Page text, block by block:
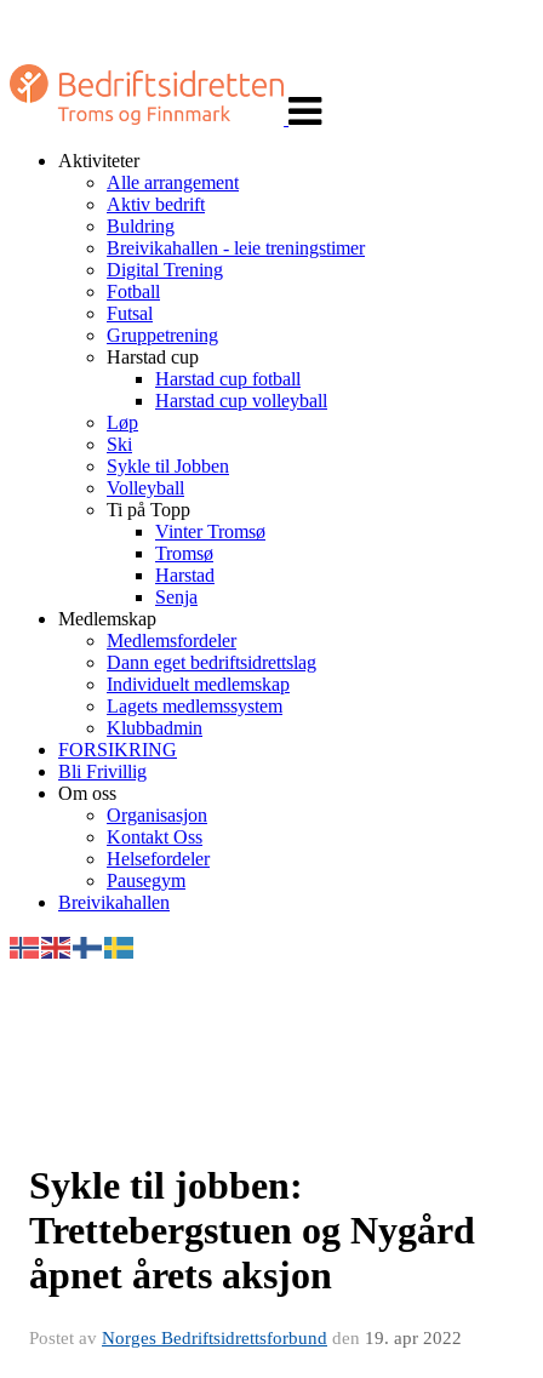
navigasjon
Aktiviteter
Alle arrangement
Aktiv bedrift
Buldring
Breivikahallen - leie treningstimer
Digital Trening
Fotball
Futsal
Gruppetrening
Harstad cup
Harstad cup fotball
Harstad cup volleyball
Løp
Ski
Sykle til Jobben
Volleyball
Ti på Topp
Vinter Tromsø
Tromsø
Harstad
Senja
Medlemskap
Medlemsfordeler
Dann eget bedriftsidrettslag
Individuelt medlemskap
Lagets medlemssystem
Klubbadmin
FORSIKRING
Bli Frivillig
Om oss
Organisasjon
Kontakt Oss
Helsefordeler
Pausegym
Breivikahallen
Sykle til jobben:
Trettebergstuen og Nygård
åpnet årets aksjon
Postet av Norges Bedriftsidrettsforbund den 19. apr 2022